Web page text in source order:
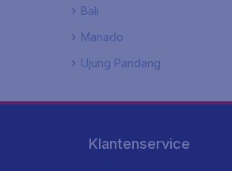
Bali
Manado
Ujung Pandang
Klantenservice